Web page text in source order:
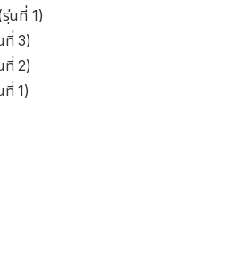
นที่ 1)
ที่ 3)
ที่ 2)
1)